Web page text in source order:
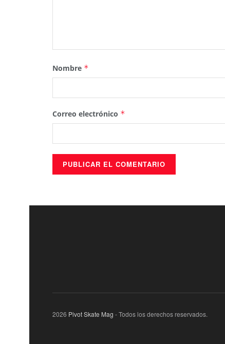
Nombre *
Correo electrónico *
2026 Pivot Skate Mag - Todos los derechos reservados.